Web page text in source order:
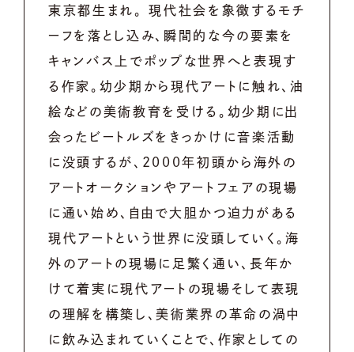
東京都生まれ。 現代社会を象徴するモチ
ーフを落とし込み、瞬間的な今の要素を
キャンバス上でポップな世界へと表現す
る作家。幼少期から現代アートに触れ、油
絵などの美術教育を受ける。幼少期に出
会ったビートルズをきっかけに音楽活動
に没頭するが、2000年初頭から海外の
アートオークションやアートフェアの現場
に通い始め、自由で大胆かつ迫力がある
現代アートという世界に没頭していく。海
外のアートの現場に足繁く通い、長年か
けて着実に現代アートの現場そして表現
の理解を構築し、美術業界の革命の渦中
に飲み込まれていくことで、作家としての